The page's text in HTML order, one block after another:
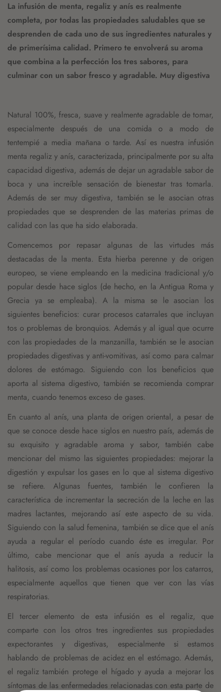
La infusión de menta, regaliz y anís es realmente
completa, por todas las propiedades saludables que se
desprenden de cada uno de sus ingredientes naturales y
de primerísima calidad. Primero te envolverá su aroma
que combina a la perfección los tres sabores, para
culminar con un sabor fresco y agradable. Muy digestiva
Natural 100%, fresca, suave y realmente agradable de tomar,
especialmente después de una comida o a modo de
tentempié a media mañana o tarde. Así es nuestra infusión
menta regaliz y anís, caracterizada, principalmente por su alta
capacidad digestiva, además de dejar un agradable sabor de
boca y una increíble sensación de bienestar tras tomarla.
Además de ser muy digestiva, también se le asocian otras
propiedades que se desprenden de las materias primas de
calidad con las que ha sido elaborada.
Comencemos por repasar algunas de las virtudes más
destacadas de la menta. Esta hierba perenne y de origen
europeo, se viene empleando en la medicina tradicional y/o
popular desde hace siglos (de hecho, en la Antigua Roma y
Grecia ya se empleaba). A la misma se le asocian los
siguientes beneficios: curar procesos catarrales que incluyan
tos o problemas de bronquios. Además y al igual que ocurre
con las propiedades de la manzanilla, también se le asocian
propiedades digestivas y anti-vomitivas, así como para calmar
dolores de estómago. Siguiendo con los beneficios que
aporta al sistema digestivo, también se recomienda comprar
menta, cuando tenemos exceso de gases.
En cuanto al anís, una planta de origen oriental, a pesar de
que se conoce desde hace siglos en nuestro país, además de
su exquisito y agradable aroma y sabor, también cabe
mencionar del mismo las siguientes propiedades: mejorar la
digestión y expulsar los gases en lo que al sistema digestivo
se refiere. Algunas fuentes, también le confieren la
característica de incrementar la secreción de la leche en las
madres lactantes, mejorando así este aspecto de su vida.
Siguiendo con la salud femenina, también se dice que el anís
ayuda a regular el período cuando éste es irregular. Por
último, cabe mencionar que el anís ayuda a reducir la
halitosis, así como los problemas ocasiones por los catarros,
especialmente aquellos que tienen que ver con las vías
respiratorias.
El tercer elemento de esta infusión es el regaliz, que
comparte con los otros tres ingredientes sus propiedades
expectorantes y digestivas, especialmente si estamos
hablando de problemas de acidez en el estómago. Además,
el regaliz también protege el hígado y ayuda a mejorar los
síntomas de las enfermedades relacionadas con esta parte de